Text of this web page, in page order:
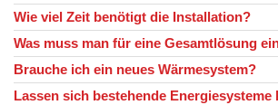
Wie viel Zeit benötigt die Installation?
Was muss man für eine Gesamtlösung
Brauche ich ein neues Wärmesystem?
Lassen sich bestehende Energiesysteme